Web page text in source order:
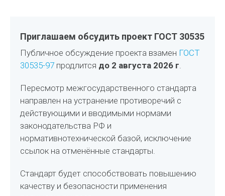
Приглашаем обсудить проект ГОСТ 30535
Публичное обсуждение проекта взамен ГОСТ
30535-97 продлится до 2 августа 2026 г.
Пересмотр межгосударственного стандарта
направлен на устранение противоречий с
действующими и вводимыми нормами
законодательства РФ и
нормативнотехнической базой, исключение
ссылок на отменённые стандарты.
Стандарт будет способствовать повышению
качеству и безопасности применения